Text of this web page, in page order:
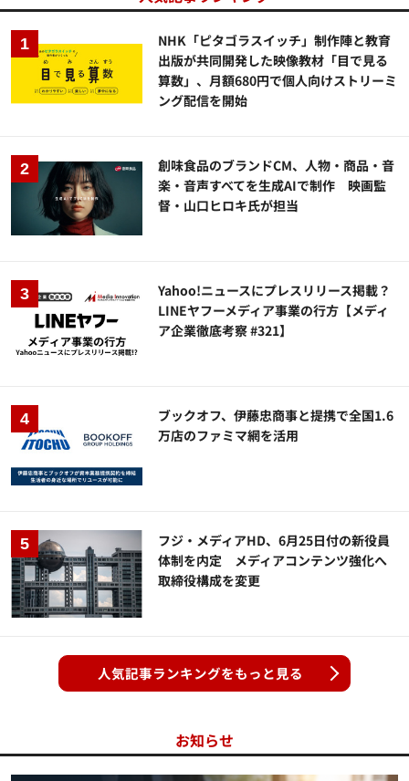
NHK「ピタゴラスイッチ」制作陣と教育
出版が共同開発した映像教材「目で見る
算数」、月額680円で個人向けストリーミ
ング配信を開始
創味食品のブランドCM、人物・商品・音
楽・音声すべてを生成AIで制作 映画監
督・山口ヒロキ氏が担当
Yahoo!ニュースにプレスリリース掲載？
LINEヤフーメディア事業の行方【メディ
ア企業徹底考察 #321】
ブックオフ、伊藤忠商事と提携で全国1.6
万店のファミマ網を活用
フジ・メディアHD、6月25日付の新役員
体制を内定 メディアコンテンツ強化へ
取締役構成を変更
人気記事ランキングをもっと見る
お知らせ